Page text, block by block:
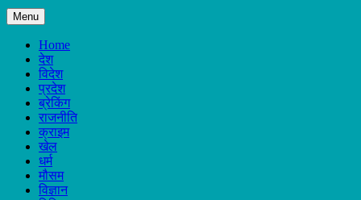
Menu
Home
देश
विदेश
प्रदेश
ब्रेकिंग
राजनीति
क्राइम
खेल
धर्म
मौसम
विज्ञान